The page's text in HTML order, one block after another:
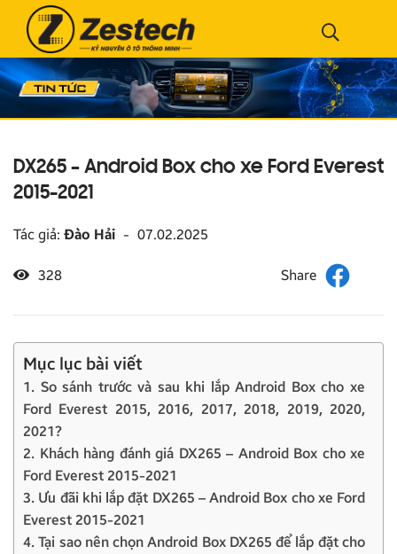
DX265 – Android Box cho xe Ford Everest
2015-2021
Tác giả: Đào Hải - 07.02.2025
328
Mục lục bài viết
1. So sánh trước và sau khi lắp Android Box cho xe
Ford Everest 2015, 2016, 2017, 2018, 2019, 2020,
2021?
2. Khách hàng đánh giá DX265 – Android Box cho xe
Ford Everest 2015-2021
3. Ưu đãi khi lắp đặt DX265 – Android Box cho xe Ford
Everest 2015-2021
4. Tại sao nên chọn Android Box DX265 để lắp đặt cho